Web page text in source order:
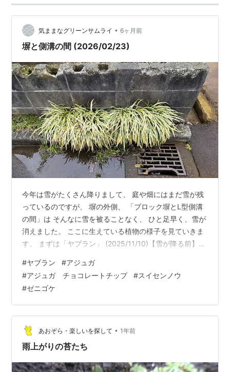
気ままなグリーンサムライ • 6ヶ月前
塀と側溝の間 (2026/02/23)
今年は雪がたくさん降りまして、 庭や畑にはまだ雪が残
っているのですが、 塀の外側、 「ブロック塀とL型側溝
の間」は そんなに雪を被ることなく、 ひと足早く、雪が
消えました。 ここに生えている植物の様子を見ていきま
す。 まずは「ヤブラン」 (2025/11/10)【雪が降る前】
ってないですね。 去年植えた「ヤブラン」も生き残って
います。 (2025/11/10)【雪が降る前】 (2026/02/23)
「ゼニゴケ」に囲まれたこちらも、 (2025/11/10)【雪が
降る前】 (2026/02/23) 一応、生き残ってますね。 む
し…
#ヤブラン #アジュガ
#アジュガ チョコレートチップ #スイセンノウ
#ゼニゴケ
あおぞら・楽しいを探して • 1年前
雨上がりの苔たち